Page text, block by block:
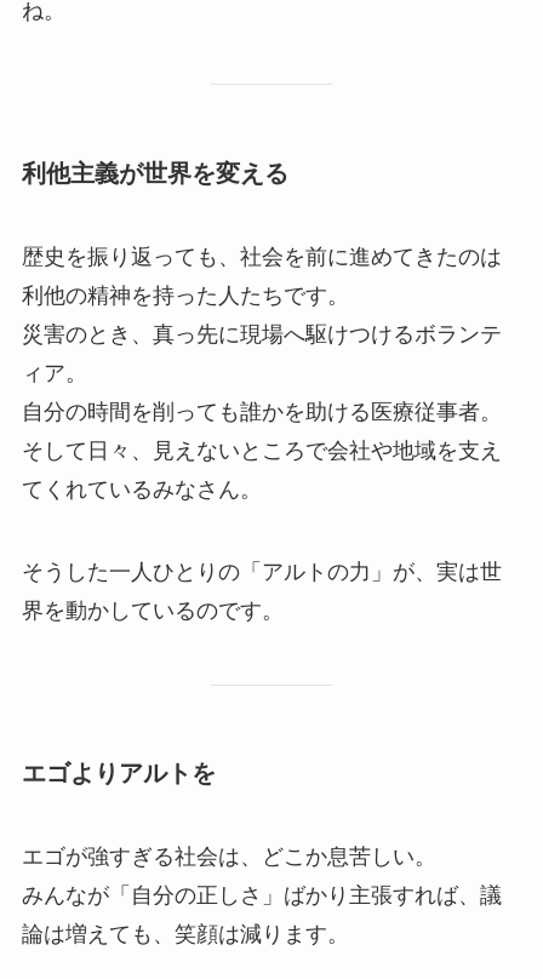
ね。
利他主義が世界を変える
歴史を振り返っても、社会を前に進めてきたのは
利他の精神を持った人たちです。
災害のとき、真っ先に現場へ駆けつけるボランテ
ィア。
自分の時間を削っても誰かを助ける医療従事者。
そして日々、見えないところで会社や地域を支え
てくれているみなさん。
そうした一人ひとりの「アルトの力」が、実は世
界を動かしているのです。
エゴよりアルトを
エゴが強すぎる社会は、どこか息苦しい。
みんなが「自分の正しさ」ばかり主張すれば、議
論は増えても、笑顔は減ります。